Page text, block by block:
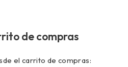
de compras
el carrito de compras: